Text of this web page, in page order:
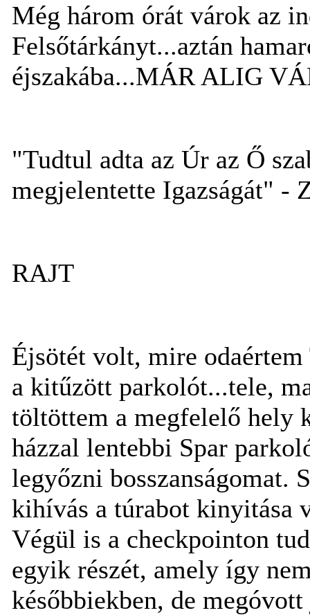
Még három órát várok az
Felsőtárkányt...aztán
éjszakába...MÁR ALIG
"Tudtul adta az Úr az Ő
megjelentette Igazságát" -
RAJT
Éjsötét volt, mire
a kitűzött parkolót...tele,
töltöttem a megfelelő hely
házzal lentebbi Spar
legyőzni bosszanságomat.
kihívás a túrabot kinyitása
Végül is a checkpointon
egyik részét, amely így
későbbiekben, de